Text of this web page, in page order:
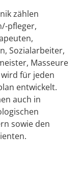
zählen
pfleger,
Sozialarbeiter,
Masseure
für jeden
entwickelt.
auch in
sowie den